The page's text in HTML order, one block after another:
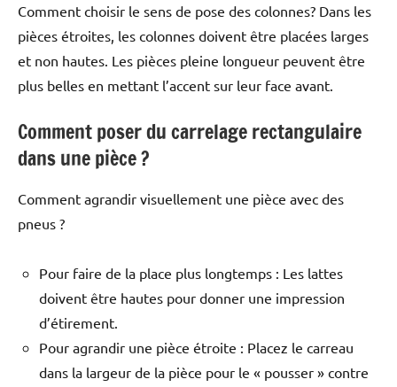
Comment choisir le sens de pose des colonnes? Dans les
pièces étroites, les colonnes doivent être placées larges
et non hautes. Les pièces pleine longueur peuvent être
plus belles en mettant l’accent sur leur face avant.
Comment poser du carrelage rectangulaire
dans une pièce ?
Comment agrandir visuellement une pièce avec des
pneus ?
Pour faire de la place plus longtemps : Les lattes
doivent être hautes pour donner une impression
d’étirement.
Pour agrandir une pièce étroite : Placez le carreau
dans la largeur de la pièce pour le « pousser » contre